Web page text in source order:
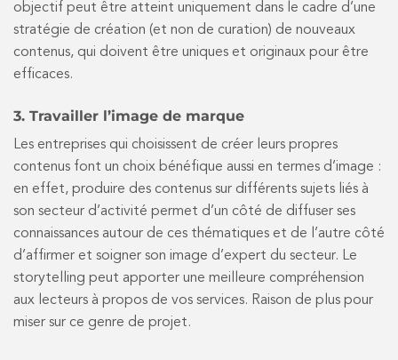
objectif peut être atteint uniquement dans le cadre d’une
stratégie de création (et non de curation) de nouveaux
contenus, qui doivent être uniques et originaux pour être
efficaces.
3. Travailler l’image de marque
Les entreprises qui choisissent de créer leurs propres
contenus font un choix bénéfique aussi en termes d’image :
en effet, produire des contenus sur différents sujets liés à
son secteur d’activité permet d’un côté de diffuser ses
connaissances autour de ces thématiques et de l’autre côté
d’affirmer et soigner son image d’expert du secteur. Le
storytelling peut apporter une meilleure compréhension
aux lecteurs à propos de vos services. Raison de plus pour
miser sur ce genre de projet.